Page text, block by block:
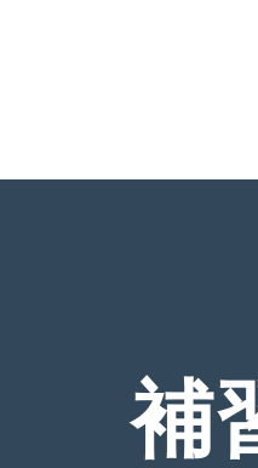
補